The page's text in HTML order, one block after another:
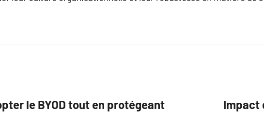
le BYOD tout en protégeant
Impact